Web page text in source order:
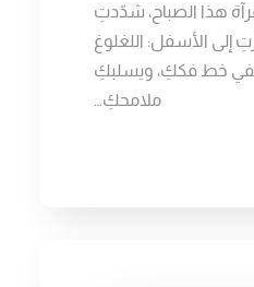
هذا الصباح، شدّدتِ
إلى الأسفل: اللغلوغ
خط فككِ، ويسلبكِ
ملامحكِ…